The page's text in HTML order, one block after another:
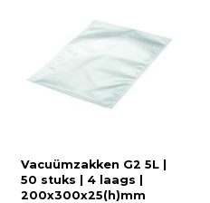
Vacuümzakken G2 5L |
50 stuks | 4 laags |
200x300x25(h)mm